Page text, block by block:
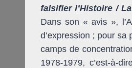
falsifier l’Histoire /
Dans son « avis »,
d’expression ; pour sa
camps de
1978-1979, c’est-à-